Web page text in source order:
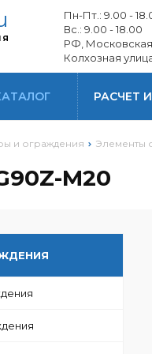
Пн-Пт.: 9.00 -
Вс.: 9.00 - 18.00
РФ, Московская
Колхозная
РАСЧЕТ
и ограждения Элементы
M20
МАТЕРИАЛЫ